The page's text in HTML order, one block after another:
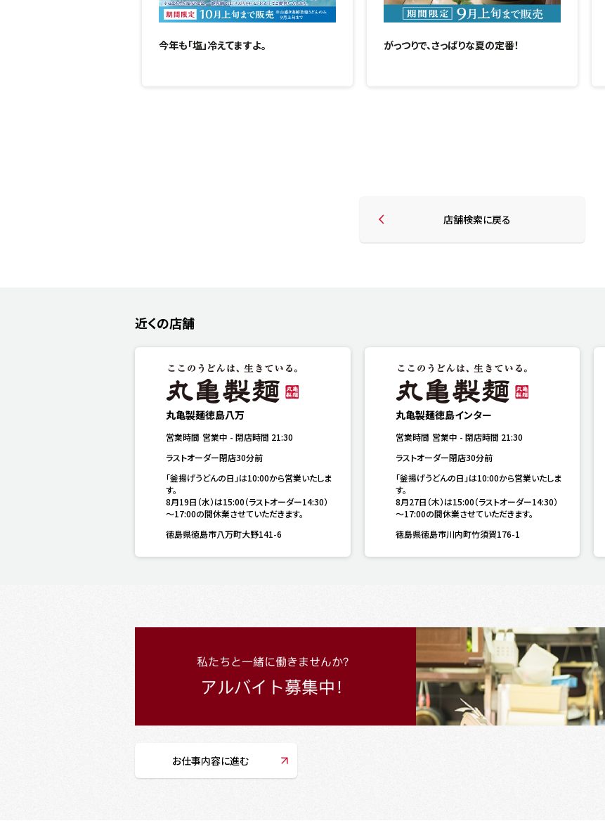
今年も「塩」冷えてますよ。 がっつりで、さっぱりな夏の定番！
店舗検索に戻る
近くの店舗
丸亀製麺徳島八万
営業時間 営業中 - 閉店時間 21:30
ラストオーダー閉店30分前
「釜揚げうどんの日」は10:00から営業いたしま
す。
8月19日（水）は15:00（ラストオーダー14:30）
～17:00の間休業させていただきます。
徳島県徳島市八万町大野141-6
丸亀製麺徳島インター
営業時間 営業中 - 閉店時間 21:30
ラストオーダー閉店30分前
「釜揚げうどんの日」は10:00から営業いたしま
す。
8月27日（木）は15:00（ラストオーダー14:30）
～17:00の間休業させていただきます。
徳島県徳島市川内町竹須賀176-1
お仕事内容に進む